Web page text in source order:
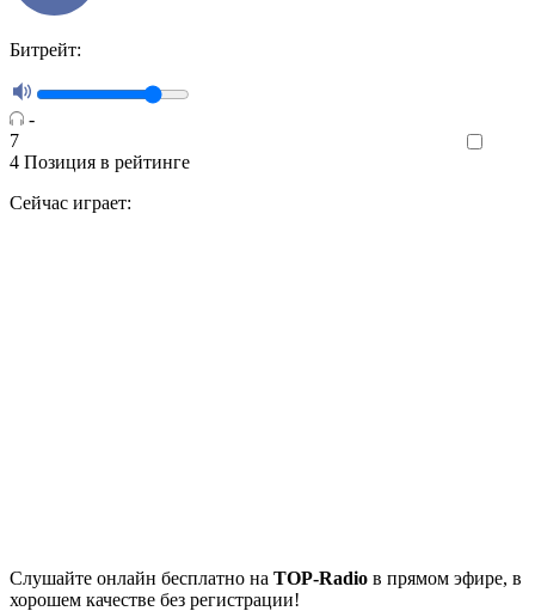
Битрейт:
-
7
4 Позиция в рейтинге
Сейчас играет:
Cлушайте онлайн бесплатно на TOP-Radio в прямом эфире, в
хорошем качестве без регистрации!